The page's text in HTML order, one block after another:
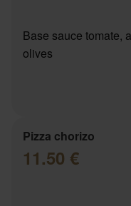
Base sauce tomate,
olives
Pizza chorizo
11.50 €